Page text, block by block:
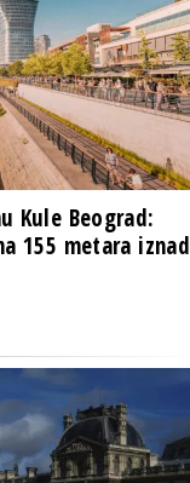
Kule Beograd:
155 metara iznad